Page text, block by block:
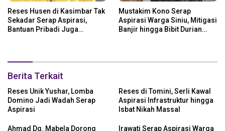
Reses Husen di Kasimbar Tak
Sekadar Serap Aspirasi,
Bantuan Pribadi Juga
Mustakim Kono Serap
Aspirasi Warga Siniu, Mitigasi
Banjir hingga Bibit Durian
Berita Terkait
Reses Unik Yushar, Lomba
Domino Jadi Wadah Serap
Aspirasi
Reses di Tomini, Serli Kawal
Aspirasi Infrastruktur hingga
Isbat Nikah Massal
Ahmad Dg. Mabela Dorong Irawati Serap Aspirasi Warga